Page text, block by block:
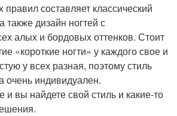
правил составляет классический
дизайн ногтей с
алых и бордовых оттенков. Стоит
«короткие ногти» у каждого свое и
у всех разная, поэтому стиль
очень индивидуален.
и вы найдете свой стиль и какие-то